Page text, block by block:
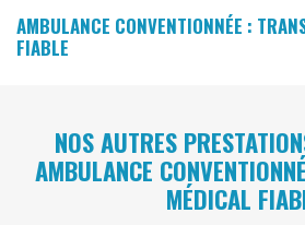
AMBULANCE CONVENTIONNÉE :
FIABLE
NOS AUTRES
AMBULANCE
MÉDICAL